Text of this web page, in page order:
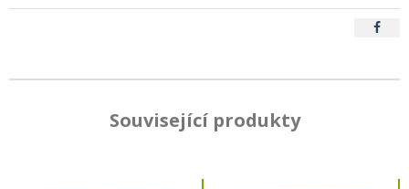
Související produkty